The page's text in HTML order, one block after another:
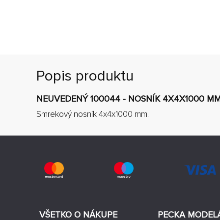
Popis produktu
NEUVEDENÝ 100044 - NOSNÍK 4X4X1000 MM
Smrekový nosník 4x4x1000 mm.
VŠETKO O NÁKUPE PECKA